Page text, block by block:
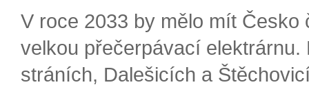
V roce 2033 by mělo mít Česko
velkou přečerpávací elektrárnu.
stráních, Dalešicích a